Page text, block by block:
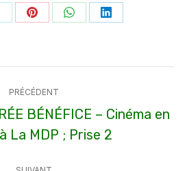
PartagerPartagerPartager
PRÉCÉDENT
Article
précédent
BÉNÉFICE – Cinéma en
La MDP ; Prise 2